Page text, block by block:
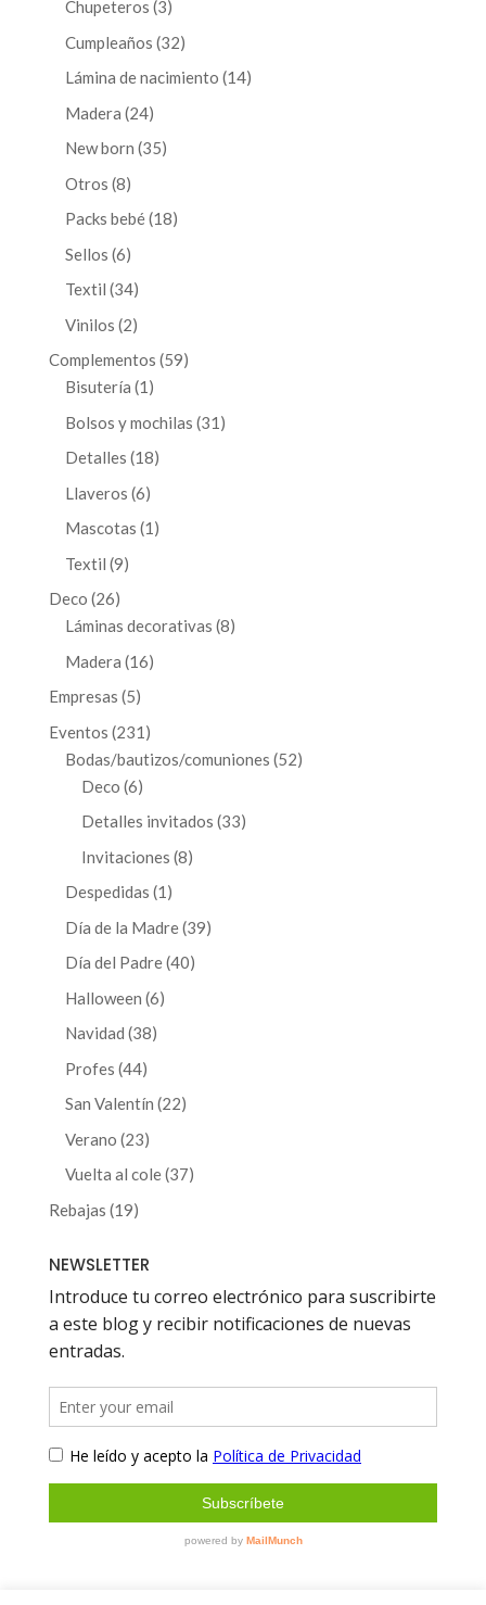
productos
Chupeteros 33
productos
Cumpleaños 3232
productos
Lámina de nacimiento 1414
Madera 2424
productos
New born 3535
Otros 88
productos
Packs bebé 1818
Sellos 66
productos
Textil 3434
productos
Vinilos 22
productos
Complementos 5959
Bisutería 1 1
producto
Bolsos y mochilas 31 31
Detalles 1818
Llaveros 66
productos
Mascotas 1 1
Textil 99
Deco 2626
productos
Láminas decorativas 88
Madera 1616
Empresas 55
productos
Eventos 231 231
productos
Bodas/bautizos/comuniones 5252
Deco 66
productos
Detalles invitados 3333
Invitaciones 88
Despedidas 1 1
producto
Día de la Madre 3939
Día del Padre 4040
Halloween 66
Navidad 3838
Profes 4444
productos
San Valentín 2222
Verano 2323
productos
Vuelta al cole 3737
Rebajas 1919
NEWSLETTER